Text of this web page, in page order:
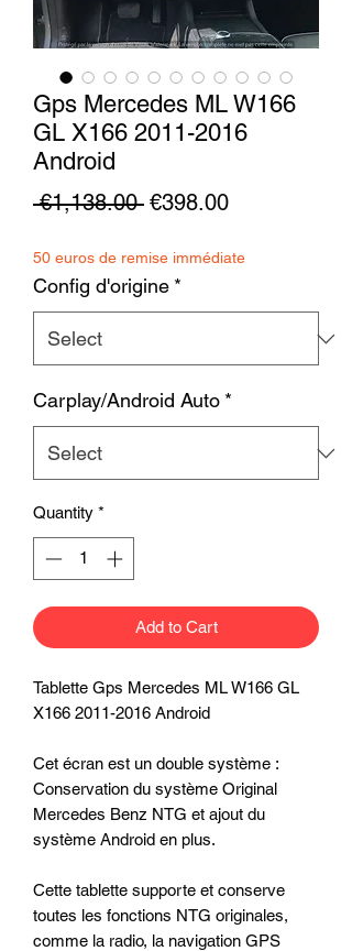
Gps Mercedes ML W166
GL X166 2011-2016
Android
€1,138.00 Regular
€398.00Sale
50 euros de remise immédiate
Config d'origine *
Carplay/Android Auto *
Quantity *
Add to Cart
Tablette Gps Mercedes ML W166 GL
X166 2011-2016 Android
Cet écran est un double système :
Conservation du système Original
Mercedes Benz NTG et ajout du
système Android en plus.
Cette tablette supporte et conserve
toutes les fonctions NTG originales,
comme la radio, la navigation GPS